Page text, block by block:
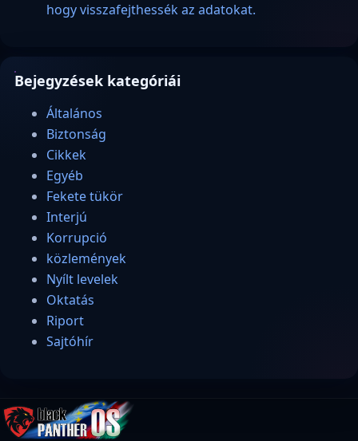
hogy visszafejthessék az adatokat.
Bejegyzések kategóriái
Általános
Biztonság
Cikkek
Egyéb
Fekete tükör
Interjú
Korrupció
közlemények
Nyílt levelek
Oktatás
Riport
Sajtóhír